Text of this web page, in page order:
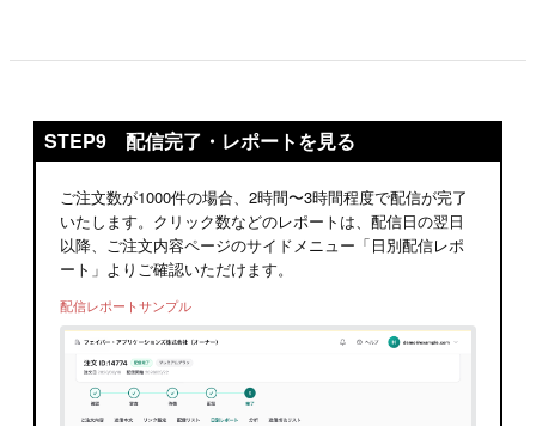
STEP9 配信完了・レポートを見る
ご注文数が1000件の場合、2時間〜3時間程度で配信が完了
いたします。クリック数などのレポートは、配信日の翌日
以降、ご注文内容ページのサイドメニュー「日別配信レポ
ート」よりご確認いただけます。
配信レポートサンプル